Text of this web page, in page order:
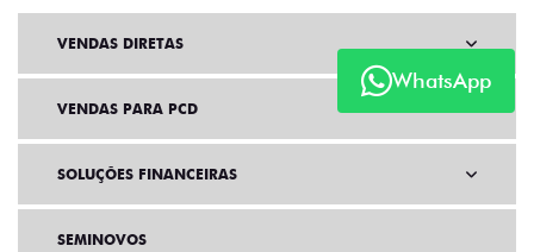
WhatsApp
VENDAS DIRETAS
VENDAS PARA PCD
SOLUÇÕES FINANCEIRAS
SEMINOVOS